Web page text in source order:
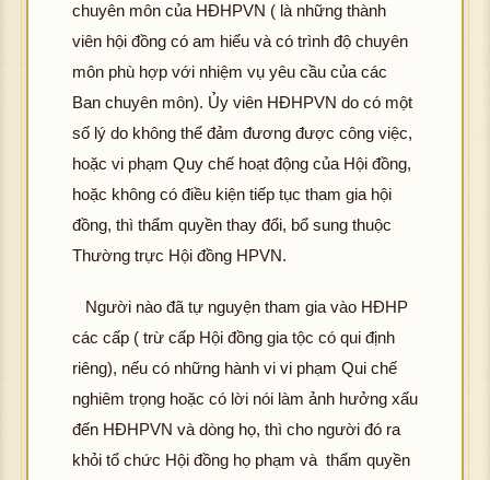
chuyên môn của HĐHPVN ( là những thành
viên hội đồng có am hiểu và có trình độ chuyên
môn phù hợp với nhiệm vụ yêu cầu của các
Ban chuyên môn). Ủy viên HĐHPVN do có một
số lý do không thể đảm đương được công việc,
hoặc vi phạm Quy chế hoạt động của Hội đồng,
hoặc không có điều kiện tiếp tục tham gia hội
đồng, thì thẩm quyền thay đổi, bổ sung thuộc
Thường trực Hội đồng HPVN.
Người nào đã tự nguyện tham gia vào HĐHP
các cấp ( trừ cấp Hội đồng gia tộc có qui định
riêng), nếu có những hành vi vi phạm Qui chế
nghiêm trọng hoặc có lời nói làm ảnh hưởng xấu
đến HĐHPVN và dòng họ, thì cho người đó ra
khỏi tổ chức Hội đồng họ phạm và thẩm quyền